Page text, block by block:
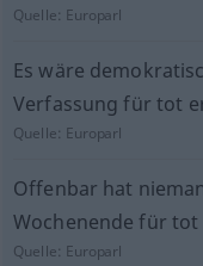
Quelle: Europarl
Es wäre
Verfassung für tot
Quelle: Europarl
Offenbar hat
Wochenende für
Quelle: Europarl